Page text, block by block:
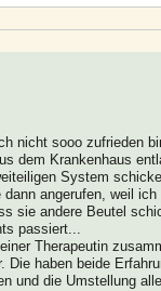
nicht sooo zufrieden
dem Krankenhaus
System
angerufen, weil
sie andere Beutel
passiert...
Therapeutin
Die haben beide
und die Umstellung